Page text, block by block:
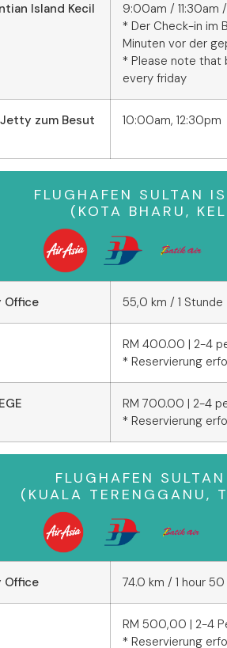
Island Kecil
9:00am /
* Der Check-in im
Minuten vor der
* Please note that
every friday
zum Besut
10:00am, 12:30pm
FLUGHAFEN SULTAN
(KOTA BHARU,
Office 55,0 km / 1 Stunde
RM 400.00 | 2-4
* Reservierung
RM 700.00 | 2-4
* Reservierung
FLUGHAFEN
(KUALA TERENGGANU,
Office 74.0 km / 1 hour
RM 500,00 | 2-4
* Reservierung